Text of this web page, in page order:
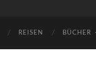
REISEN BÜCHER